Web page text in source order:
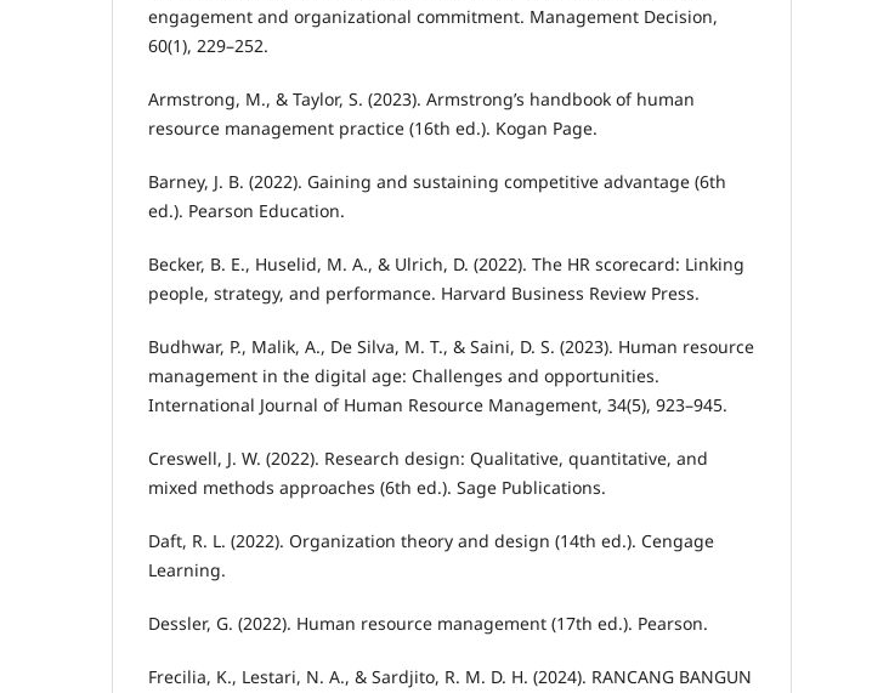
engagement and organizational commitment. Management Decision,
60(1), 229–252.
Armstrong, M., & Taylor, S. (2023). Armstrong’s handbook of human
resource management practice (16th ed.). Kogan Page.
Barney, J. B. (2022). Gaining and sustaining competitive advantage (6th
ed.). Pearson Education.
Becker, B. E., Huselid, M. A., & Ulrich, D. (2022). The HR scorecard: Linking
people, strategy, and performance. Harvard Business Review Press.
Budhwar, P., Malik, A., De Silva, M. T., & Saini, D. S. (2023). Human resource
management in the digital age: Challenges and opportunities.
International Journal of Human Resource Management, 34(5), 923–945.
Creswell, J. W. (2022). Research design: Qualitative, quantitative, and
mixed methods approaches (6th ed.). Sage Publications.
Daft, R. L. (2022). Organization theory and design (14th ed.). Cengage
Learning.
Dessler, G. (2022). Human resource management (17th ed.). Pearson.
Frecilia, K., Lestari, N. A., & Sardjito, R. M. D. H. (2024). RANCANG BANGUN